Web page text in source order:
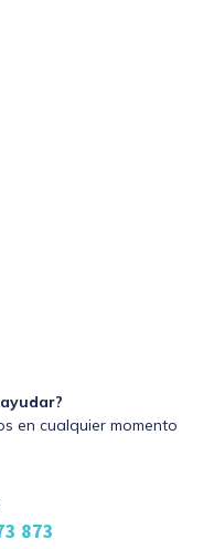
en cualquier momento
873